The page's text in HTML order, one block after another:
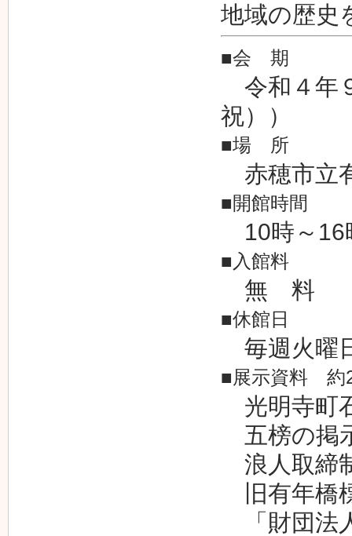
地域の歴史
■会 期
令和４年
祝））
■場 所
赤穂市立
■開館時間
10時～16
■入館料
無 料
■休館日
毎週火曜
■展示資料 約
光明寺町
五榜の掲
浪人取締
旧有年橋
「財団法